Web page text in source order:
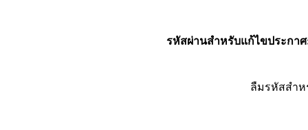
รหัสผ่านสำหรับแก้ไขประกาศ
ลืมรหัสสำ